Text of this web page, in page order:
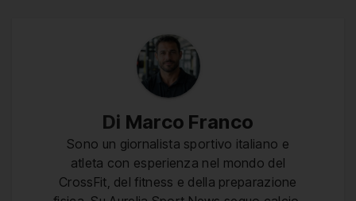
Di Marco Franco
Sono un giornalista sportivo italiano e
atleta con esperienza nel mondo del
CrossFit, del fitness e della preparazione